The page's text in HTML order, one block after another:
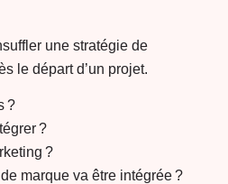
une stratégie de
le départ d’un projet.
?
?
?
marque va être intégrée ?